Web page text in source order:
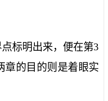
标明出来，便在第3
章的目的则是着眼实